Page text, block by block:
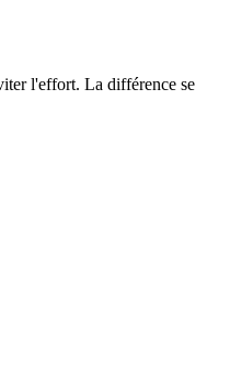
l'effort. La différence se